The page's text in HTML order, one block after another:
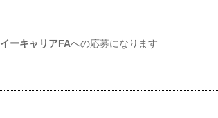
イーキャリアFAへの応募になります